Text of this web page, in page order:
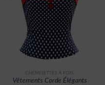
CHEMISETTES À POIS
Vêtements Corde Élégants